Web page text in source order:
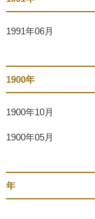
1991年06月
1900年
1900年10月
1900年05月
年